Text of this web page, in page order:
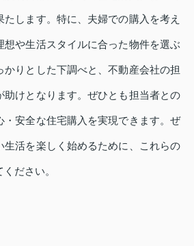
します。特に、夫婦での購入を考え
想や生活スタイルに合った物件を選ぶ
かりとした下調べと、不動産会社の担
助けとなります。ぜひとも担当者との
・安全な住宅購入を実現できます。ぜ
生活を楽しく始めるために、これらの
ださい。